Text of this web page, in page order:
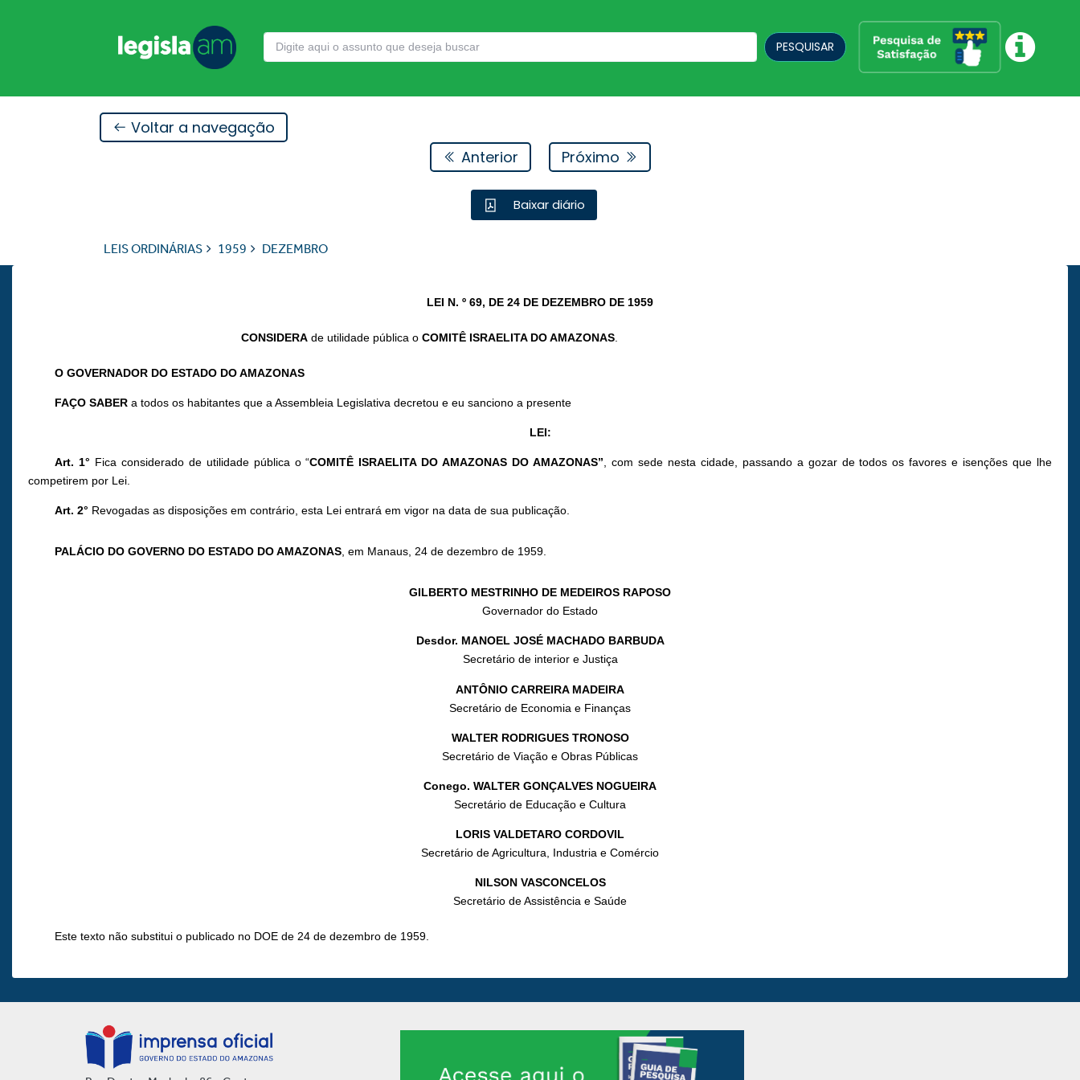
PESQUISAR
Voltar a navegação
Anterior
Próximo
Baixar diário
LEIS ORDINÁRIAS 1959 DEZEMBRO
LEI N. º 69, DE 24 DE DEZEMBRO DE 1959
CONSIDERAde utilidade pública o COMITÊ ISRAELITA DO AMAZONAS.
O GOVERNADOR DO ESTADO DO AMAZONAS
FAÇO SABER a todos os habitantes que a Assembleia Legislativa decretou e eu sanciono a presente
LEI:
Art. 1° Fica considerado de utilidade pública o “COMITÊ ISRAELITA DO AMAZONAS DO AMAZONAS”, com sede nesta cidade, passando a gozar de todos os favores e isenções que lhe
competirem por Lei.
Art. 2° Revogadas as disposições em contrário, esta Lei entrará em vigor na data de sua publicação.
PALÁCIO DO GOVERNO DO ESTADO DO AMAZONAS, em Manaus, 24 de dezembro de 1959.
GILBERTO MESTRINHO DE MEDEIROS RAPOSO
Governador do Estado
Desdor. MANOEL JOSÉ MACHADO BARBUDA
Secretário de interior e Justiça
ANTÔNIO CARREIRA MADEIRA
Secretário de Economia e Finanças
WALTER RODRIGUES TRONOSO
Secretário de Viação e Obras Públicas
Conego. WALTER GONÇALVES NOGUEIRA
Secretário de Educação e Cultura
LORIS VALDETARO CORDOVIL
Secretário de Agricultura, Industria e Comércio
NILSON VASCONCELOS
Secretário de Assistência e Saúde
Este texto não substitui o publicado no DOE de 24 de dezembro de 1959.